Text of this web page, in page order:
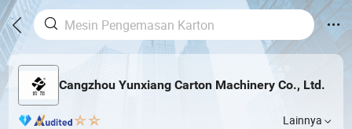
Cangzhou Yunxiang Carton Machinery Co., Ltd.
Lainnya